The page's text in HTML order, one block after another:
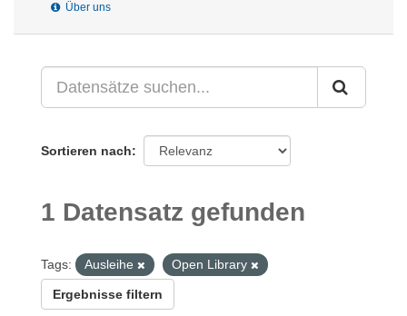
Über uns
Sortieren nach
1 Datensatz gefunden
Tags: Ausleihe Open Library
Ergebnisse filtern